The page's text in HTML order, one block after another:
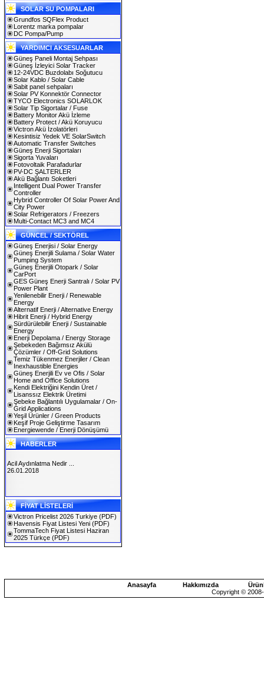
SOLAR SU POMPALARI
Grundfos SQFlex Product
Lorentz marka pompalar
DC Pompa/Pump
YARDIMCI AKSESUARLAR
Güneş Paneli Montaj Sehpası
Güneş İzleyici Solar Tracker
12-24VDC Buzdolabı Soğutucu
Solar Kablo / Solar Cable
Sabit panel sehpaları
Solar PV Konnektör Connector
TYCO Electronics SOLARLOK
Solar Tip Sigortalar / Fuse
Battery Monitor Akü İzleme
Battery Protect / Akü Koruyucu
Victron Akü İzolatörleri
Kesintisiz Yedek VE SolarSwitch
Automatic Transfer Switches
Güneş Enerji Sigortaları
Sigorta Yuvaları
Fotovoltaik Parafadurlar
PV-DC ŞALTERLER
Akü Bağlantı Soketleri
Intelligent Dual Power Transfer
Controller
Hybrid Controller Of Solar Power And
City Power
Solar Refrigerators / Freezers
Multi-Contact MC3 and MC4
GÜNCEL / SEKTÖREL
Güneş Enerjisi / Solar Energy
Güneş Enerjili Sulama / Solar Water
Pumping System
Güneş Enerjili Otopark / Solar
CarPort
GES Güneş Enerji Santralı / Solar PV
Power Plant
Yenilenebilir Enerji / Renewable
Energy
Alternatif Enerji / Alternative Energy
Hibrit Enerji / Hybrid Energy
Sürdürülebilir Enerji / Sustainable
Energy
Enerji Depolama / Energy Storage
Şebekeden Bağımsız Akülü
Çözümler / Off-Grid Solutions
Temiz Tükenmez Enerjiler / Clean
Inexhaustible Energies
Güneş Enerjili Ev ve Ofis / Solar
Home and Office Solutions
Kendi Elektriğini Kendin Üret /
Lisanssız Elektrik Üretimi
Şebeke Bağlantılı Uygulamalar / On-
Grid Applications
Yeşil Ürünler / Green Products
Keşif Proje Geliştirme Tasarım
Energiewende / Enerji Dönüşümü
HABERLER
SOLAREX ISTANBUL 2019
30.01.2019
Acil Aydınlatma Nedir ...
26.01.2018
FİYAT LİSTELERİ
Victron Pricelist 2026 Turkiye (PDF)
Havensis Fiyat Listesi Yeni (PDF)
TommaTech Fiyat Listesi Haziran
2025 Türkçe (PDF)
Anasayfa Hakkımızda
Copyright ©